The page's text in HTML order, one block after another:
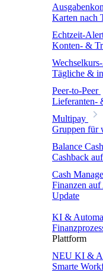
Karten nach
Echtzeit-
Konten- &
Tägliche &
Peer-to-Peer
Lieferanten-
Multipay
Gruppen für
Balance
Cashback
Cash
Finanzen
Update
KI &
Plattform
NEU KI &
Smarte